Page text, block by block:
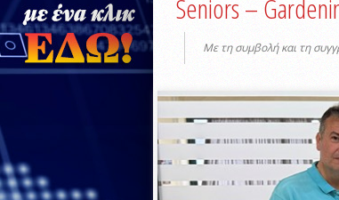
Seniors –
Mε τη συμβολή και τη